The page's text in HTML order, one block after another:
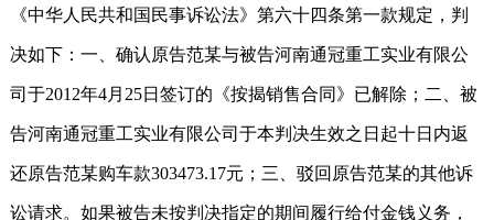
《中华人民共和国民事诉讼法》第六十四条第一款规定，判
决如下：一、确认原告范某与被告河南通冠重工实业有限公
司于2012年4月25日签订的《按揭销售合同》已解除；二、被
告河南通冠重工实业有限公司于本判决生效之日起十日内返
还原告范某购车款303473.17元；三、驳回原告范某的其他诉
讼请求。如果被告未按判决指定的期间履行给付金钱义务，